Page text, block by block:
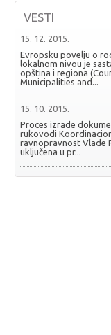
VESTI
15. 12. 2015.
Evropsku povelju o
lokalnom nivou je
opština i regiona
Municipalities and...
15. 10. 2015.
Proces izrade
rukovodi
ravnopravnost Vlade
uključena u pr...